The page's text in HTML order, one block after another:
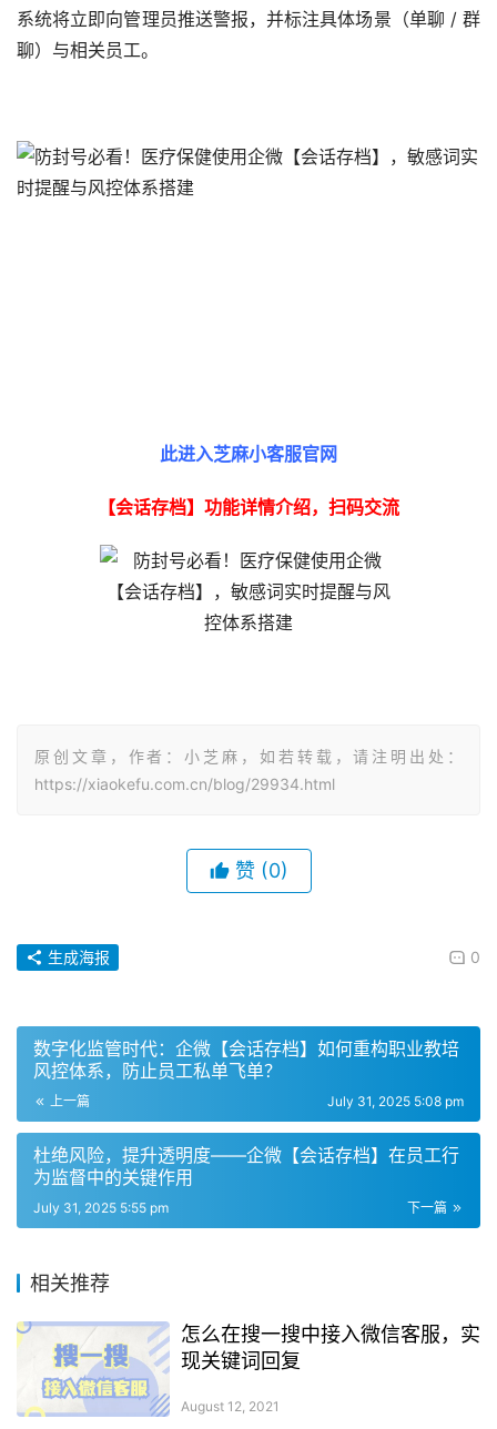
系统将立即向管理员推送警报，并标注具体场景（单聊 / 群
聊）与相关员工。
此进入芝麻小客服官网
【会话存档】功能详情介绍，扫码交流
原创文章，作者：小芝麻，如若转载，请注明出处：
https://xiaokefu.com.cn/blog/29934.html
赞 (0)
0
生成海报
数字化监管时代：企微【会话存档】如何重构职业教培
风控体系，防止员工私单飞单？
上一篇 July 31, 2025 5:08 pm
杜绝风险，提升透明度——企微【会话存档】在员工行
为监督中的关键作用
下一篇
July 31, 2025 5:55 pm
相关推荐
怎么在搜一搜中接入微信客服，实
现关键词回复
August 12, 2021